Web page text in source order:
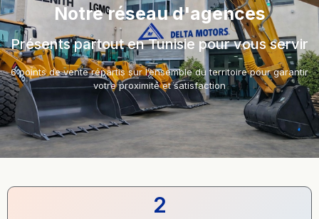
Notre réseau d'agences
Présents partout en Tunisie pour vous servir
6 points de vente répartis sur l’ensemble du territoire pour garantir
votre proximité et satisfaction
2